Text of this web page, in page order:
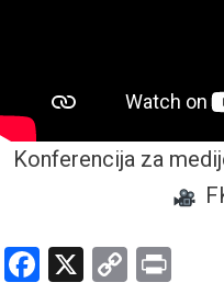
Konferencija za
Facebook
X
Copy